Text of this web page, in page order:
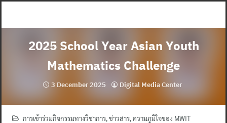
2025 School Year Asian Youth
Mathematics Challenge
3 December 2025 Digital Media Center
การเข้าร่วมกิจกรรมทางวิชาการ,ข่าวสาร,ความภูมิใจของ MWIT